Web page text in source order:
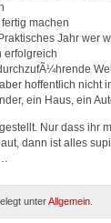
machen
Jahr wer
erfolgreich
hoffentlich nicht
ein Haus, ein
Nur dass ihr
dann ist alles
unterAllgemein